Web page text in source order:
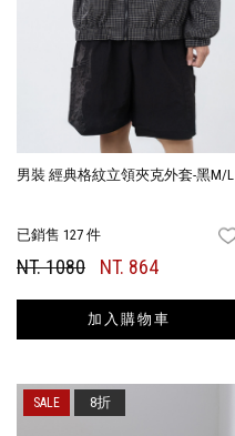
男裝 經典格紋立領夾克外套-黑M/L
已銷售 127 件
NT. 1080 NT. 864
加入購物車
8折